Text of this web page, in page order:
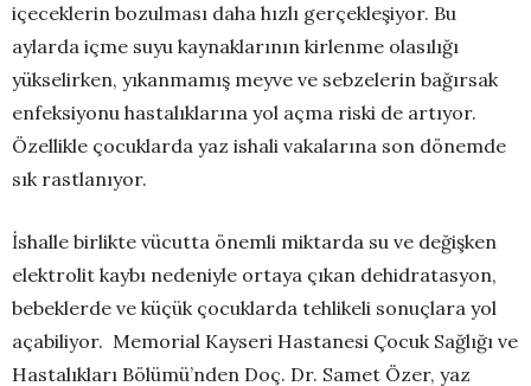
içeceklerin bozulması daha hızlı gerçekleşiyor. Bu
aylarda içme suyu kaynaklarının kirlenme olasılığı
yükselirken, yıkanmamış meyve ve sebzelerin bağırsak
enfeksiyonu hastalıklarına yol açma riski de artıyor.
Özellikle çocuklarda yaz ishali vakalarına son dönemde
sık rastlanıyor.
İshalle birlikte vücutta önemli miktarda su ve değişken
elektrolit kaybı nedeniyle ortaya çıkan dehidratasyon,
bebeklerde ve küçük çocuklarda tehlikeli sonuçlara yol
açabiliyor. Memorial Kayseri Hastanesi Çocuk Sağlığı ve
Hastalıkları Bölümü’nden Doç. Dr. Samet Özer, yaz